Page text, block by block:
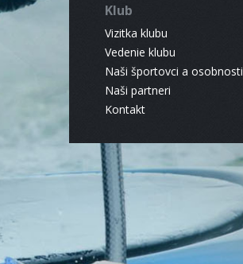
Klub
Vizitka klubu
Vedenie klubu
Naši športovci a osobnosti
Naši partneri
Kontakt